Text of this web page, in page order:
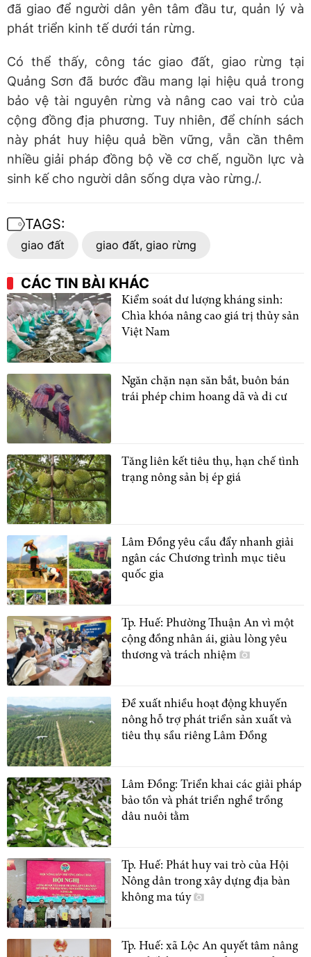
đã giao để người dân yên tâm đầu tư, quản lý và
phát triển kinh tế dưới tán rừng.
Có thể thấy, công tác giao đất, giao rừng tại
Quảng Sơn đã bước đầu mang lại hiệu quả trong
bảo vệ tài nguyên rừng và nâng cao vai trò của
cộng đồng địa phương. Tuy nhiên, để chính sách
này phát huy hiệu quả bền vững, vẫn cần thêm
nhiều giải pháp đồng bộ về cơ chế, nguồn lực và
sinh kế cho người dân sống dựa vào rừng./.
TAGS:
giao đất giao đất, giao rừng
CÁC TIN BÀI KHÁC
Kiểm soát dư lượng kháng sinh:
Chìa khóa nâng cao giá trị thủy sản
Việt Nam
Ngăn chặn nạn săn bắt, buôn bán
trái phép chim hoang dã và di cư
Tăng liên kết tiêu thụ, hạn chế tình
trạng nông sản bị ép giá
Lâm Đồng yêu cầu đẩy nhanh giải
ngân các Chương trình mục tiêu
quốc gia
Tp. Huế: Phường Thuận An vì một
cộng đồng nhân ái, giàu lòng yêu
thương và trách nhiệm
Đề xuất nhiều hoạt động khuyến
nông hỗ trợ phát triển sản xuất và
tiêu thụ sầu riêng Lâm Đồng
Lâm Đồng: Triển khai các giải pháp
bảo tồn và phát triển nghề trồng
dâu nuôi tằm
Tp. Huế: Phát huy vai trò của Hội
Nông dân trong xây dựng địa bàn
không ma túy
Tp. Huế: xã Lộc An quyết tâm nâng